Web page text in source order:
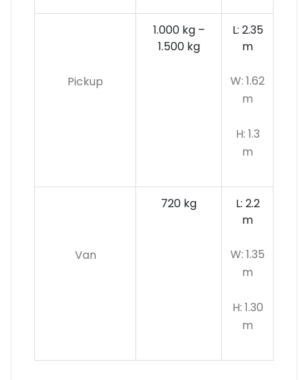
Pickup
1.000 kg –
1.500 kg
L: 2.35
m
W: 1.62
m
H: 1.3
m
Van
720 kg
L: 2.2
m
W: 1.35
m
H: 1.30
m